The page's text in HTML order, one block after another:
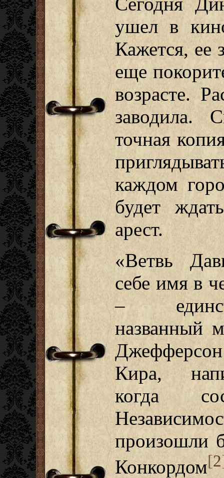
ушел в
Кажется, ее
еще
возрасте.
заводила.
точная
каждом
будет
арест.
«Ветвь
себе имя в
–
названный
Джефферсон
Кира,
когда
произошли
Конкордом[2